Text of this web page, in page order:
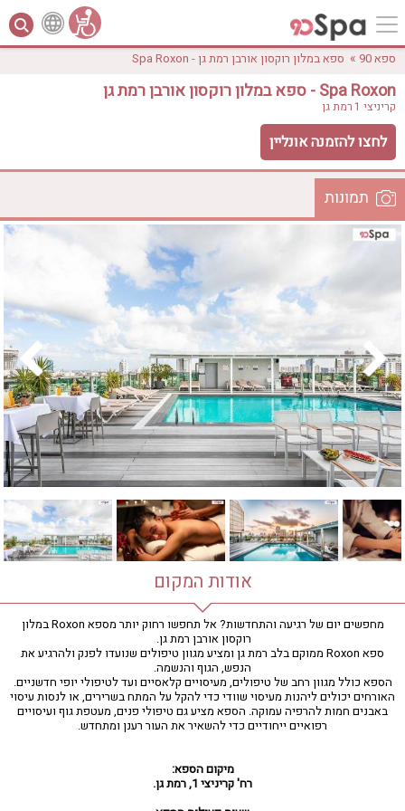
לפי אבזורים
ארוחה
בריכה מחוממת
בריכה חיצונית
ג'קוזי
ג'קוזי פרטי
חדר כושר
חמאם טורקי
טיפול במים
טיפול קלאסי
טיפולי קוסמטיקה
סאונה רטובה
סאונה יבשה
עיסוי תאילנדי
שיאצו
טווח מחירים
ספא 90 » ספא במלון רוקסון אורבן רמת גן - Spa Roxon
ספא במלון רוקסון אורבן רמת גן - Spa Roxon
קריניצי 1 רמת גן
לחצו להזמנה אונליין
תמונות
המקום
אודות המקום
מחפשים יום של רגיעה והתחדשות? אל תחפשו רחוק יותר מספא Roxon במלון
רוקסון אורבן רמת גן.
ספא Roxon ממוקם בלב רמת גן ומציע מגוון טיפולים שנועדו לפנק ולהרגיע את
הנפש, הגוף והנשמה.
הספא כולל מגוון רחב של טיפולים, מעיסויים קלאסיים ועד לטיפולי יופי חדשניים.
האורחים יכולים ליהנות מעיסוי שוודי כדי להקל על המתח בשרירים, או לנסות עיסוי
באבנים חמות להרפיה עמוקה. הספא מציע גם טיפולי פנים, מעטפת גוף ועיסויים
רפואיים ייחודיים כדי להשאיר את העור רענן ומתחדש.
מיקום הספא:
רח' קריניצי 1, רמת גן.